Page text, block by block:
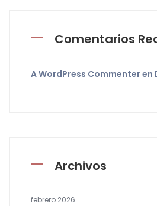
Comentarios
A WordPress Commenteren
Archivos
febrero 2026